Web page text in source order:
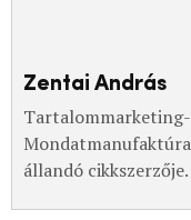
Zentai András
állandó cikkszerzője.